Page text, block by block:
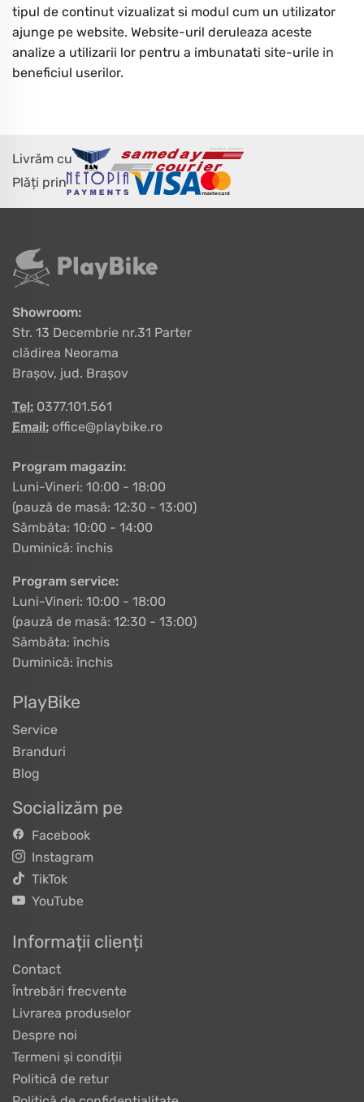
tipul de continut vizualizat si modul cum un utilizator
ajunge pe website. Website-uril deruleaza aceste
analize a utilizarii lor pentru a imbunatati site-urile in
beneficiul userilor.
Livrăm cu
Plăți prin
Showroom:
Str. 13 Decembrie nr.31 Parter
clădirea Neorama
Brașov, jud. Brașov
Tel: 0377.101.561
Email: office@playbike.ro
Program magazin:
Luni-Vineri: 10:00 - 18:00
(pauză de masă: 12:30 - 13:00)
Sâmbăta: 10:00 - 14:00
Duminică: închis
Program service:
Luni-Vineri: 10:00 - 18:00
(pauză de masă: 12:30 - 13:00)
Sâmbăta: închis
Duminică: închis
PlayBike
Service
Branduri
Blog
Socializăm pe
Facebook
Instagram
TikTok
YouTube
Informații clienți
Contact
Întrebări frecvente
Livrarea produselor
Despre noi
Termeni și condiții
Politică de retur